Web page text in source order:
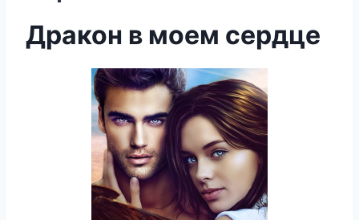
Дракон в моем сердце